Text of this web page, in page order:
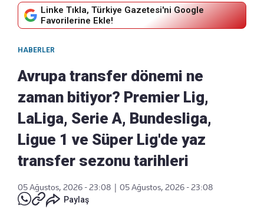
Linke Tıkla, Türkiye Gazetesi'ni Google
Favorilerine Ekle!
HABERLER
Avrupa transfer dönemi ne
zaman bitiyor? Premier Lig,
LaLiga, Serie A, Bundesliga,
Ligue 1 ve Süper Lig'de yaz
transfer sezonu tarihleri
05 Ağustos, 2026 - 23:08
05 Ağustos, 2026 - 23:08
Paylaş